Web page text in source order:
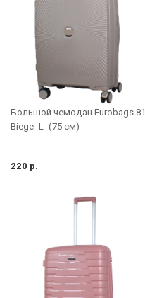
Большой чемодан Eurobags 81
Biege -L- (75 см)
220 р.